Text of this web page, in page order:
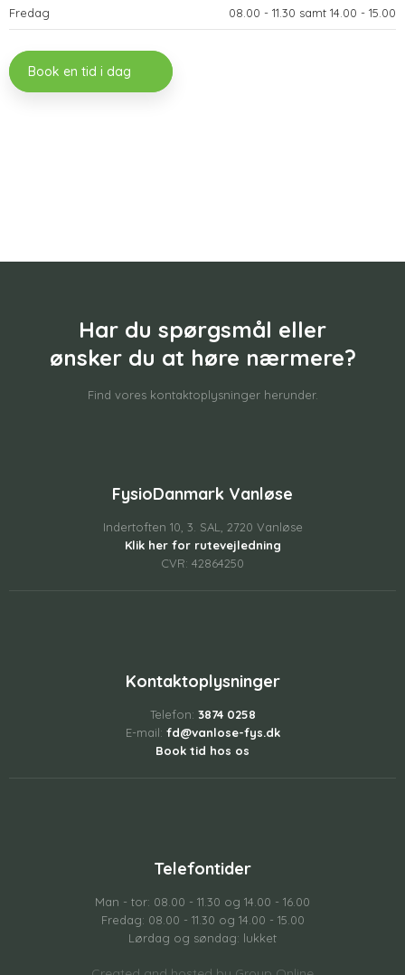
Fredag ​08.00 - 11.30 samt 14.00 - 15.00
Book en tid i dag
Har du spørgsmål eller
​ønsker du at høre nærmere?
Find vores kontaktoplysninger herunder.
FysioDanmark Vanløse
Indertoften 10, 3. SAL, 2720 Vanløse
Klik her for rutevejledning
CVR: 42864250
Kontaktoplysninger
Telefon: 3874 0258
E-mail: fd@vanlose-fys.dk
Book tid hos os
Telefontider
Man - tor: 08.00 - 11.30 og 14.00 - 16.00
Fredag: 08.00 - 11.30 og 14.00 - 15.00
Lørdag og søndag: lukket